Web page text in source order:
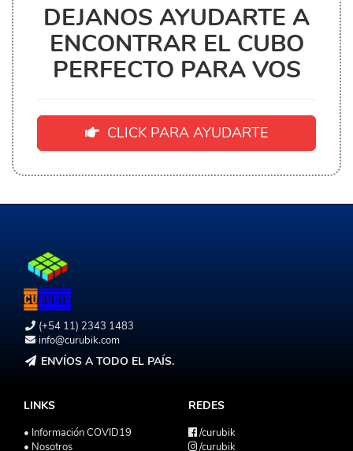
DEJANOS AYUDARTE A
ENCONTRAR EL CUBO
PERFECTO PARA VOS
CLICK PARA AYUDARTE
(+54 11) 2343 1483
info@curubik.com
ENVÍOS A TODO EL PAÍS.
LINKS
• Información COVID19
• Nosotros
REDES
/curubik
/curubik